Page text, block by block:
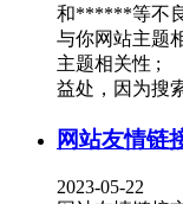
和******等不
与你网站主题
主题相关性 ;
益处，因为搜
网站友情链
2023-05-22